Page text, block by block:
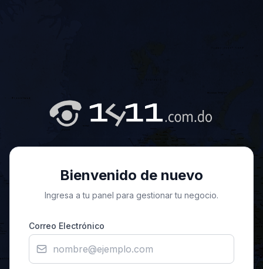
Bienvenido de nuevo
Ingresa a tu panel para gestionar tu negocio.
Correo Electrónico